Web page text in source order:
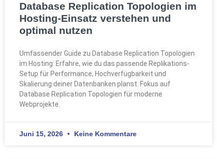
Database Replication Topologien im
Hosting-Einsatz verstehen und
optimal nutzen
Umfassender Guide zu Database Replication Topologien
im Hosting: Erfahre, wie du das passende Replikations-
Setup für Performance, Hochverfügbarkeit und
Skalierung deiner Datenbanken planst. Fokus auf
Database Replication Topologien für moderne
Webprojekte.
Juni 15, 2026 Keine Kommentare